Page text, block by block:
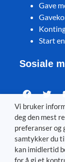
Gave
Start
Sosiale
Visit MIFF in
Svenska–
Vi bruker
deg den mest
preferanser og
samtykker du
kan imidlertid
for å gi et